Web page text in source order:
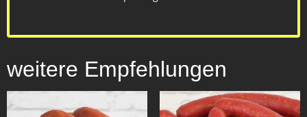
weitere Empfehlungen